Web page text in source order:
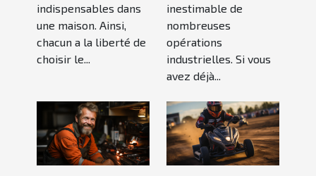
indispensables dans
une maison. Ainsi,
chacun a la liberté de
choisir le...
inestimable de
nombreuses
opérations
industrielles. Si vous
avez déjà...